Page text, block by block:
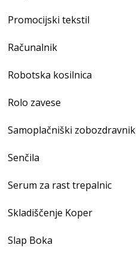
Promocijski tekstil
Računalnik
Robotska kosilnica
Rolo zavese
Samoplačniški zobozdravnik
Senčila
Serum za rast trepalnic
Skladiščenje Koper
Slap Boka